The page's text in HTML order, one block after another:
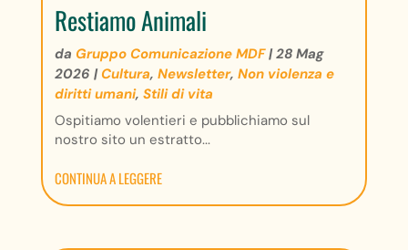
Restiamo Animali
da Gruppo Comunicazione MDF|28 Mag
2026 | Cultura, Newsletter, Non violenza e
diritti umani, Stili di vita
Ospitiamo volentieri e pubblichiamo sul
nostro sito un estratto...
CONTINUA A LEGGERE